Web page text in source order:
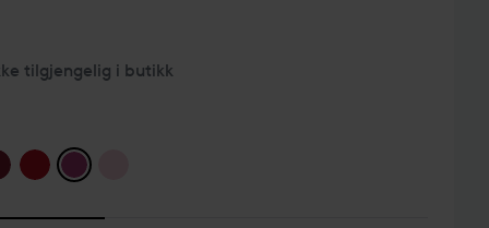
tilgjengelig i butikk